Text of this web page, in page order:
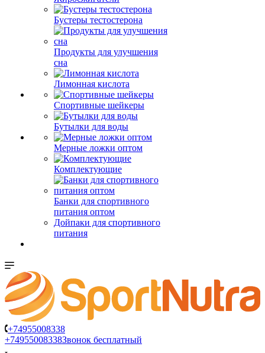
Бустеры тестостерона
Продукты для улучшения
сна
Лимонная кислота
Спортивные шейкеры
Бутылки для воды
Мерные ложки оптом
Комплектующие
Банки для спортивного
питания оптом
Дойпаки для спортивного
питания
+74955008338
+74955008338Звонок бесплатный